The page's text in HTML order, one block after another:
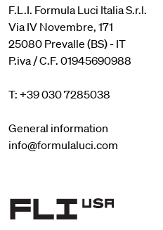
F.L.I. Formula Luci Italia S.r.l.
Via IV Novembre, 171
25080 Prevalle (BS) - IT
P.iva / C.F. 01945690988
T: +39 030 7285038
General information
info@formulaluci.com